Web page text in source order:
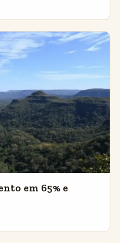
em 65% e